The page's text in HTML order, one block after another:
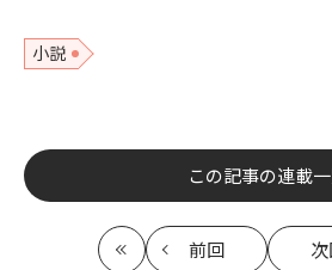
小説
この記事の連載
最
前回